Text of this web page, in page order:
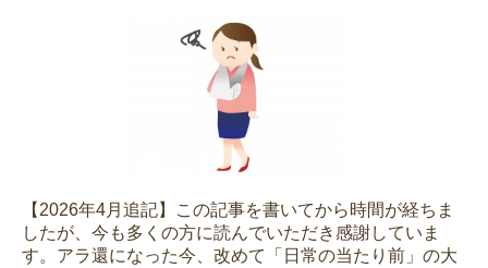
【2026年4月追記】この記事を書いてから時間が経ちま
したが、今も多くの方に読んでいただき感謝していま
す。アラ還になった今、改めて「日常の当たり前」の大